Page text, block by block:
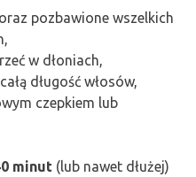
pozbawione wszelkich
w dłoniach,
długość włosów,
czepkiem lub
minut (lub nawet dłużej)